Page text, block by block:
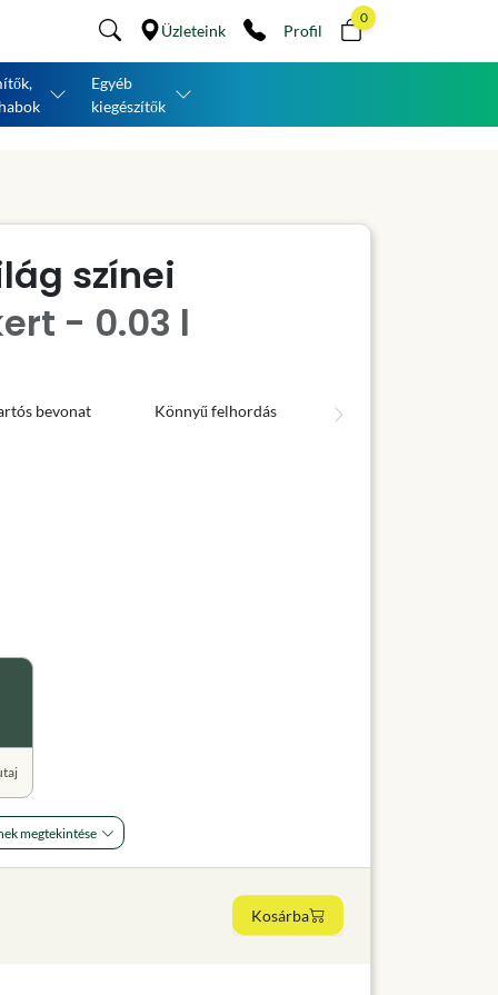
Üzleteink Profil
0
Egyéb
kiegészítők
színei
- 0.03 l
bevonat Könnyű felhordás
megtekintése
Kosárba